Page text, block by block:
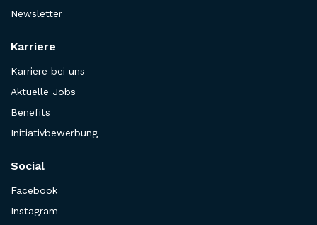
Newsletter
Karriere
Karriere bei uns
Aktuelle Jobs
Benefits
Initiativbewerbung
Social
Facebook
Instagram